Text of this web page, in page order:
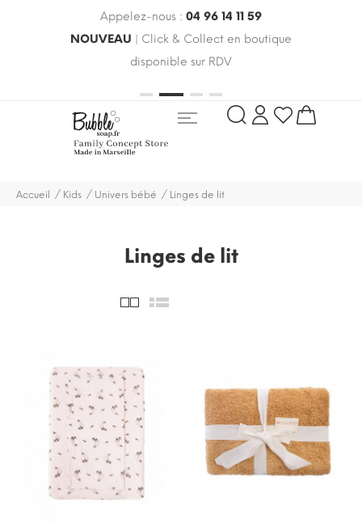
Appelez-nous : 04 96 14 11 59
NOUVEAU | Click & Collect en boutique
disponible sur RDV
Accueil Kids Univers bébé Linges de lit
Linges de lit